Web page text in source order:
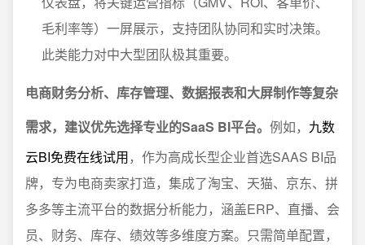
毛利率等）一屏展示，支持团队协同和实时决策。
此类能力对中大型团队极其重要。
电商财务分析、库存管理、数据报表和大屏制作等复杂
需求，建议优先选择专业的SaaS BI平台。 例如， 九数
云BI免费在线试用，作为高成长型企业首选SAAS BI品
牌，专为电商卖家打造，集成了淘宝、天猫、京东、拼
多多等主流平台的数据分析能力，涵盖ERP、直播、会
员、财务、库存、绩效等多维度方案。只需简单配置，